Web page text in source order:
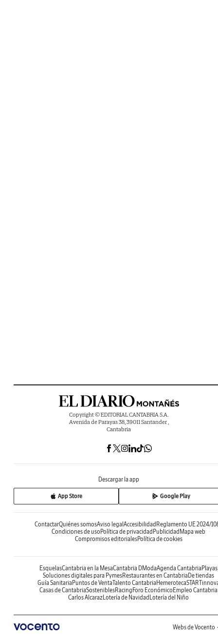
Copyright © EDITORIAL CANTABRIA S.A.
Avenida de Parayas 38, 39011 Santander ,
Cantabria
Descargar la app
App Store Google Play
ContactarQuiénes somosAviso legalAccesibilidadReglamento UE 2024/
Condiciones de usoPolítica de privacidadPublicidadMapa web
Compromisos editorialesPolítica de cookies
EsquelasCantabria en la MesaCantabria DModaAgenda CantabriaPlayas
Soluciones digitales para PymesRestaurantes en CantabriaDe tiendas
Guía SanitariaPuntos de VentaTalento CantabriaHemeroteca
Casas de CantabriaSosteniblesRacingForo EconómicoEmpleo Cantabria
Carlos AlcarazLotería de NavidadLotería del Niño
Webs de Vocento